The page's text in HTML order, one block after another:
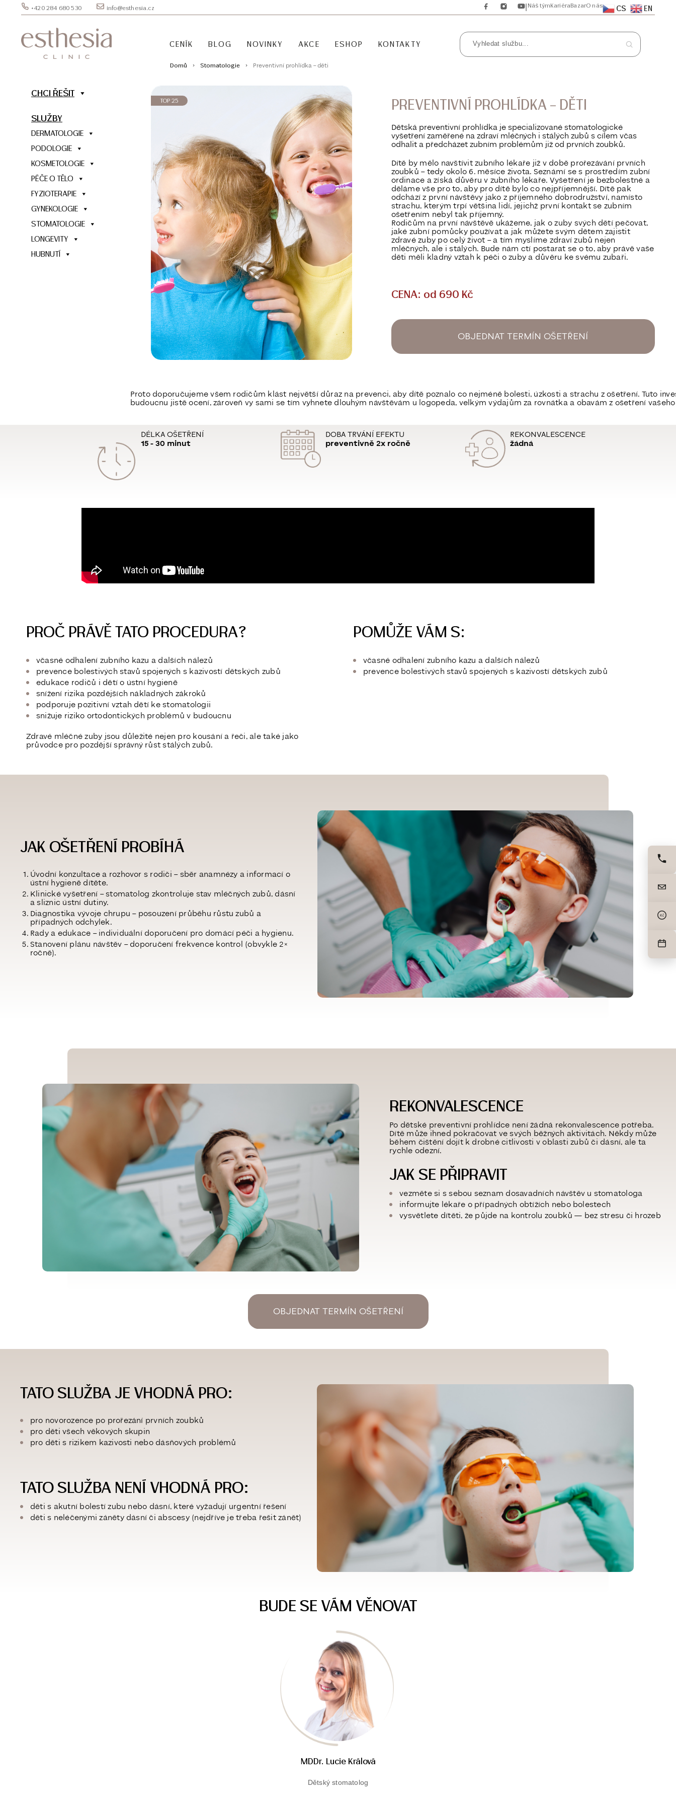
+420 284 680 530 info@esthesia.cz CS EN
O nás
Bazar
Kariéra
Náš tým
CENÍK BLOG NOVINKY AKCE ESHOP KONTAKTY
Domů Stomatologie Preventivní prohlídka – děti
CHCI ŘEŠIT
SLUŽBY
DERMATOLOGIE
PODOLOGIE
KOSMETOLOGIE
PÉČE O TĚLO
FYZIOTERAPIE
GYNEKOLOGIE
STOMATOLOGIE
LONGEVITY
HUBNUTÍ
TOP 25 PREVENTIVNÍ PROHLÍDKA – DĚTI
Dětská preventivní prohlídka je specializované stomatologické
vyšetření zaměřené na zdraví mléčných i stálých zubů s cílem včas
odhalit a předcházet zubním problémům již od prvních zoubků.
Dítě by mělo navštívit zubního lékaře již v době prořezávání prvních
zoubků – tedy okolo 6. měsíce života. Seznámí se s prostředím zubní
ordinace a získá důvěru v zubního lékaře. Vyšetření je bezbolestné a
děláme vše pro to, aby pro dítě bylo co nejpříjemnější. Dítě pak
odchází z první návštěvy jako z příjemného dobrodružství, namísto
strachu, kterým trpí většina lidí, jejichž první kontakt se zubním
ošetřením nebyl tak příjemný.
Rodičům na první návštěvě ukážeme, jak o zuby svých dětí pečovat,
jaké zubní pomůcky používat a jak můžete svým dětem zajistit
zdravé zuby po celý život – a tím myslíme zdraví zubů nejen
mléčných, ale i stálých. Bude nám ctí postarat se o to, aby právě vaše
děti měli kladný vztah k péči o zuby a důvěru ke svému zubaři.
CENA: od 690 Kč
OBJEDNAT TERMÍN OŠETŘENÍ
Proto doporučujeme všem rodičům klást největší důraz na prevenci, aby dítě poznalo co nejméně bolesti, úzkosti a strachu z ošetření. Tuto
budoucnu jistě ocení, zároveň vy sami se tím vyhnete dlouhým návštěvám u logopeda, velkým výdajům za rovnátka a obavám z ošetření
DÉLKA OŠETŘENÍ
15 - 30 minut
DOBA TRVÁNÍ EFEKTU
preventivně 2x ročně
REKONVALESCENCE
žádná
PROČ PRÁVĚ TATO PROCEDURA?
včasné odhalení zubního kazu a dalších nálezů
prevence bolestivých stavů spojených s kazivostí dětských zubů
edukace rodičů i dětí o ústní hygieně
snížení rizika pozdějších nákladných zákroků
podporuje pozitivní vztah dětí ke stomatologii
snižuje riziko ortodontických problémů v budoucnu
Zdravé mléčné zuby jsou důležité nejen pro kousání a řeči, ale také jako
průvodce pro pozdější správný růst stálých zubů.
POMŮŽE VÁM S:​
včasné odhalení zubního kazu a dalších nálezů
prevence bolestivých stavů spojených s kazivostí dětských zubů
JAK OŠETŘENÍ PROBÍHÁ
Úvodní konzultace a rozhovor s rodiči – sběr anamnézy a informací o
ústní hygieně dítěte.
Klinické vyšetření – stomatolog zkontroluje stav mléčných zubů, dásní
a sliznic ústní dutiny.
Diagnostika vývoje chrupu – posouzení průběhu růstu zubů a
případných odchylek.
Rady a edukace – individuální doporučení pro domácí péči a hygienu.
Stanovení plánu návštěv – doporučení frekvence kontrol (obvykle 2×
ročně).
REKONVALESCENCE
Po dětské preventivní prohlídce není žádná rekonvalescence potřeba.
Dítě může ihned pokračovat ve svých běžných aktivitách. Někdy může
během čištění dojít k drobné citlivosti v oblasti zubů či dásní, ale ta
rychle odezní.
JAK SE PŘIPRAVIT
vezměte si s sebou seznam dosavadních návštěv u stomatologa
informujte lékaře o případných obtížích nebo bolestech
vysvětlete dítěti, že půjde na kontrolu zoubků — bez stresu či hrozeb
OBJEDNAT TERMÍN OŠETŘENÍ
TATO SLUŽBA JE VHODNÁ PRO:
pro novorozence po prořezání prvních zoubků
pro děti všech věkových skupin
pro děti s rizikem kazivosti nebo dásňových problémů
TATO SLUŽBA NENÍ VHODNÁ PRO:
děti s akutní bolestí zubu nebo dásní, které vyžadují urgentní řešení
děti s neléčenými záněty dásní či abscesy(nejdříve je třeba řešit zánět)
BUDE SE VÁM VĚNOVAT
MDDr. Lucie Králová
Dětský stomatolog
Kč